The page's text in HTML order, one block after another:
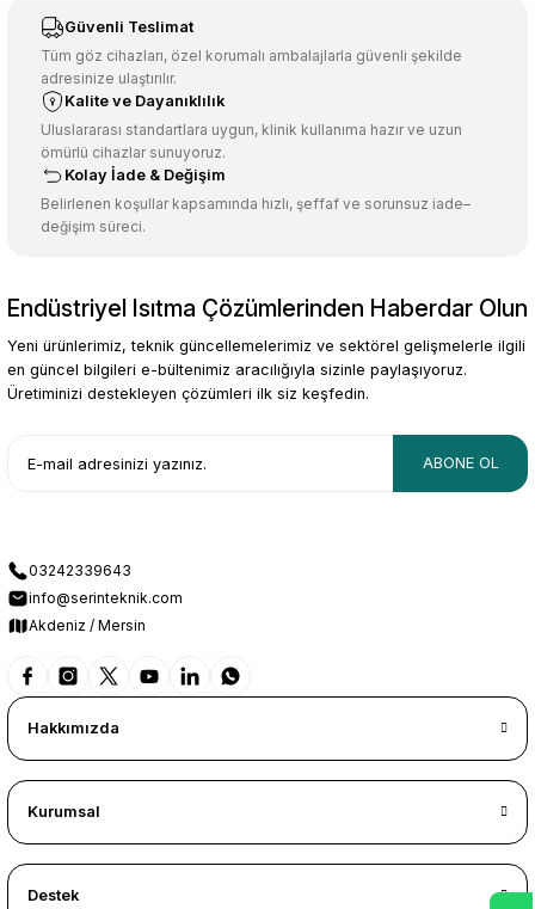
Ürün resmi kalitesiz, bozuk veya görüntülenemiyor.
Ürün açıklamasında eksik bilgiler bulunuyor.
Ürün bilgilerinde hatalar bulunuyor.
Ürün fiyatı diğer sitelerden daha pahalı.
Bu ürüne benzer farklı alternatifler olmalı.
Gönder
Güvenli Teslimat
Tüm göz cihazları, özel korumalı ambalajlarla güvenli şekilde
adresinize ulaştırılır.
Kalite ve Dayanıklılık
Uluslararası standartlara uygun, klinik kullanıma hazır ve uzun
ömürlü cihazlar sunuyoruz.
Kolay İade & Değişim
Belirlenen koşullar kapsamında hızlı, şeffaf ve sorunsuz iade–
değişim süreci.
Endüstriyel Isıtma Çözümlerinden Haberdar Olun
Yeni ürünlerimiz, teknik güncellemelerimiz ve sektörel gelişmelerle ilgili
en güncel bilgileri e-bültenimiz aracılığıyla sizinle paylaşıyoruz.
Üretiminizi destekleyen çözümleri ilk siz keşfedin.
ABONE OL
03242339643
info@serinteknik.com
Akdeniz / Mersin
Hakkımızda
Kurumsal
Destek